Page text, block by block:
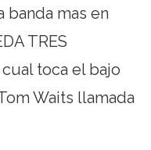
mas en
TRES
toca el bajo
Waits llamada